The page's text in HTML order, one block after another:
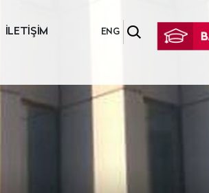
İLETİŞİM ENG